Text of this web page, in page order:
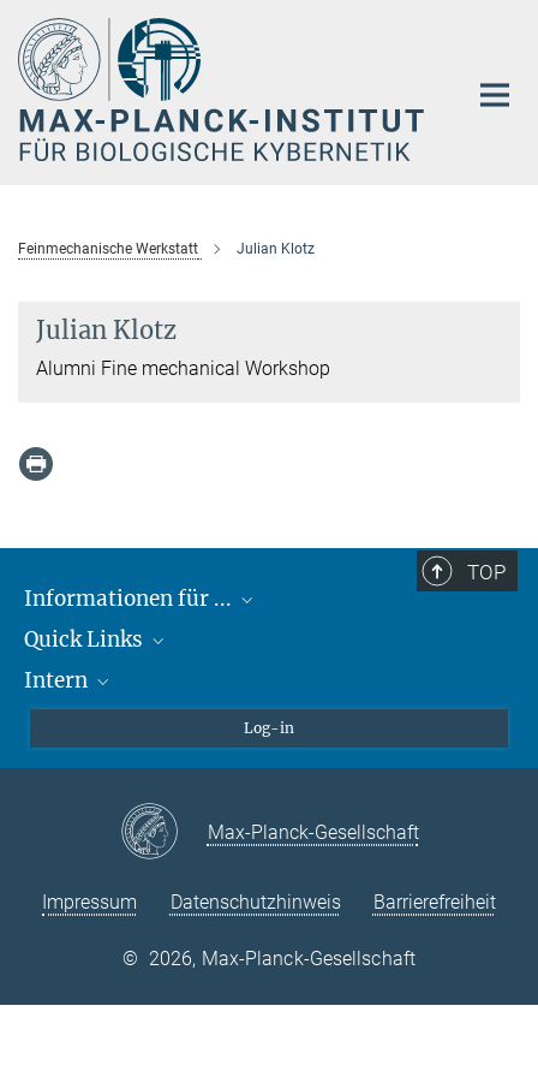
Hauptinhalt
Feinmechanische Werkstatt Julian Klotz
Julian Klotz
Alumni Fine mechanical Workshop
TOP
Informationen für ...
Lieferanten
Studierende
Quick Links
Max-Planck-Gesellschaft
Max-Planck-Campus Tübingen
Stellenangebote
Intern
VPN-Hilfe
Log-in
Max-Planck-Gesellschaft
Impressum Datenschutzhinweis Barrierefreiheit
© 2026, Max-Planck-Gesellschaft